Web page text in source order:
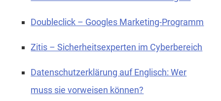
Doubleclick – Googles Marketing-Programm
Zitis – Sicherheitsexperten im Cyberbereich
Datenschutzerklärung auf Englisch: Wer
muss sie vorweisen können?